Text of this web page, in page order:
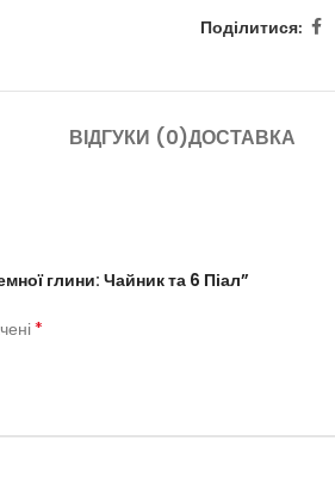
Поділитися:
ВІДГУКИ (0)ДОСТАВКА
глини: Чайник та 6 Піал”
*